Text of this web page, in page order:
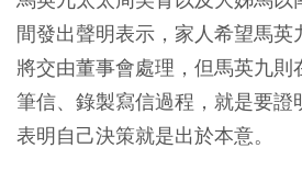
間發出聲明表示，家人希望馬英
將交由董事會處理，但馬英九則
筆信、錄製寫信過程，就是要證
表明自己決策就是出於本意。